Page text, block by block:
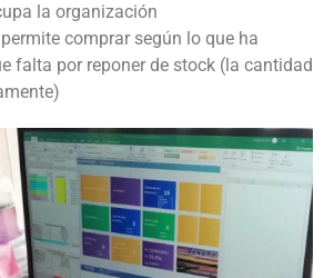
la organización
comprar según lo que ha
falta por reponer de stock (la cantidad